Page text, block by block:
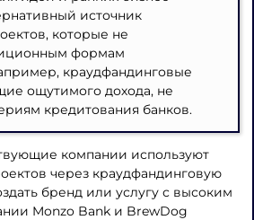
источник
которые не
формам
краудфандинговые
ощутимого дохода, не
кредитования банков.
компании используют
через краудфандинговую
бренд или услугу с высоким
Monzo Bank и BrewDog